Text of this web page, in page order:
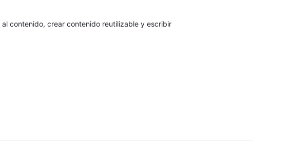
contenido, crear contenido reutilizable y escribir